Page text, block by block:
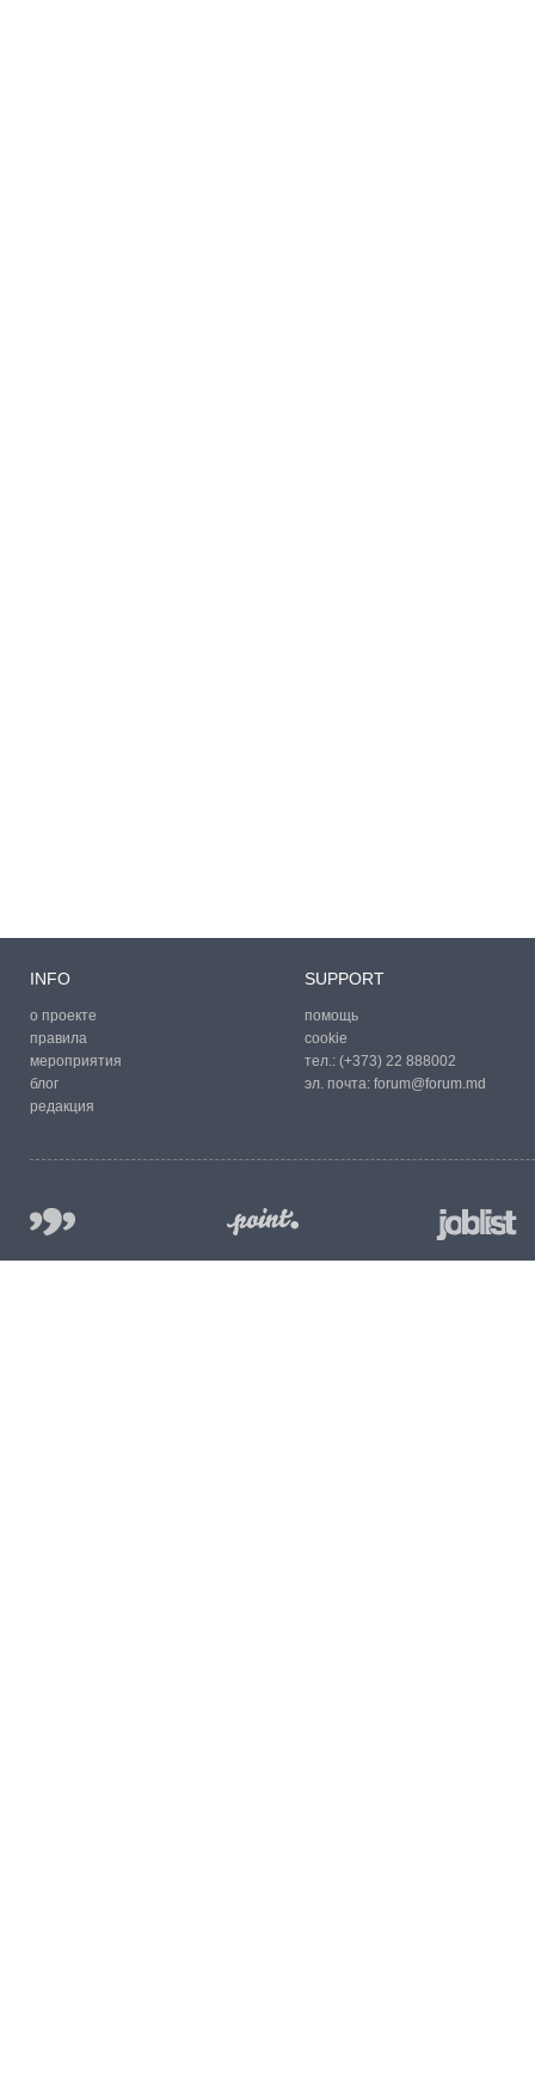
INFO
о проекте
правила
мероприятия
блог
редакция
SUPPORT
помощь
cookie
тел.: (+373) 22 888002
эл. почта: forum@forum.md